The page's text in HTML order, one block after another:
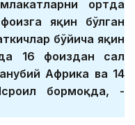
ортда
яқин бўлган
бўйича яқин
16 фоиздан сал
Африка ва 14
бормоқда, -